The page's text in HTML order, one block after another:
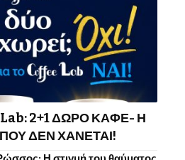
2+1 ΔΩΡΟ ΚΑΦΕ- Η
ΔΕΝ ΧΑΝΕΤΑΙ!